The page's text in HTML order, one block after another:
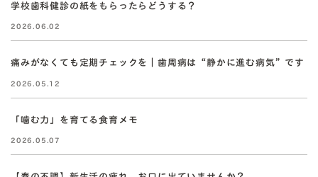
学校歯科健診の紙をもらったらどうする？
2026.06.02
痛みがなくても定期チェックを｜歯周病は“静かに進む病気”です
2026.05.12
「噛む力」を育てる食育メモ
2026.05.07